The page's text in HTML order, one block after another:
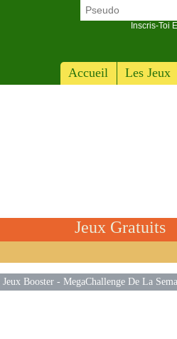
Accueil Les Jeux
Inscris-Toi
Jeux Gratuits
Jeux Booster- MegaChallenge De La